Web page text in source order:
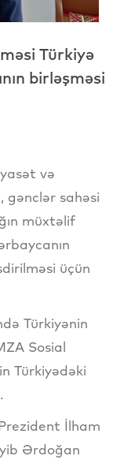
Türkiyə
birləşməsi
və
sahəsi
müxtəlif
üçün
Türkiyənin
Sosial
Türkiyədəki
İlham
Ərdoğan